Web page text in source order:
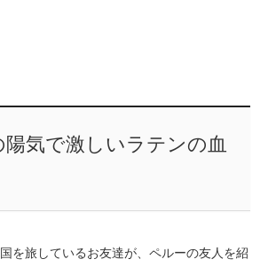
気で激しいラテンの血
を旅しているお友達が、ペルーの友人を紹